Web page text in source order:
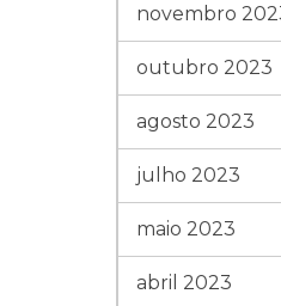
novembro
outubro 2023
agosto 2023
julho 2023
maio 2023
abril 2023